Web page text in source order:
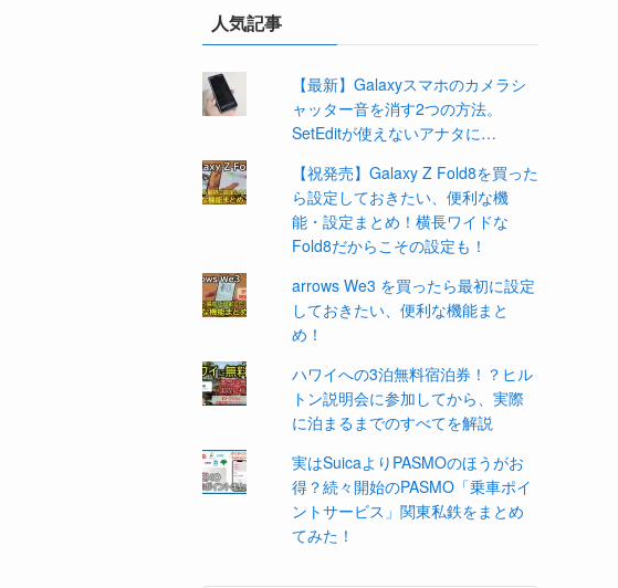
人気記事
【最新】Galaxyスマホのカメラシ
ャッター音を消す2つの方法。
SetEditが使えないアナタに…
【祝発売】Galaxy Z Fold8を買った
ら設定しておきたい、便利な機
能・設定まとめ！横長ワイドな
Fold8だからこその設定も！
arrows We3 を買ったら最初に設定
しておきたい、便利な機能まと
め！
ハワイへの3泊無料宿泊券！？ヒル
トン説明会に参加してから、実際
に泊まるまでのすべてを解説
実はSuicaよりPASMOのほうがお
得？続々開始のPASMO「乗車ポイ
ントサービス」関東私鉄をまとめ
てみた！